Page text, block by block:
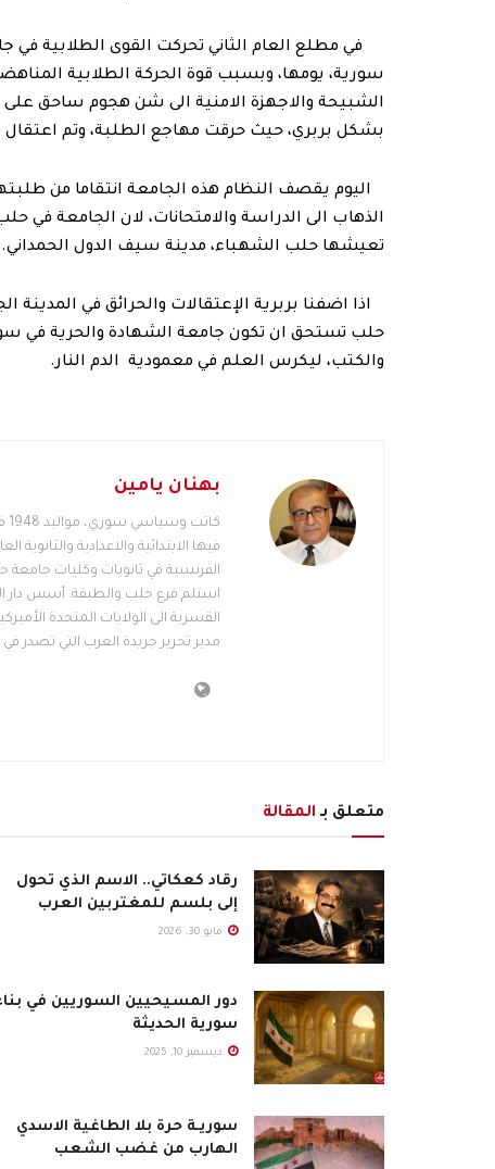
في مطلع العام الثاني تحركت القوى الطلابية
سورية، يومها، وبسبب قوة الحركة الطلابية
الشبيحة والاجهزة الامنية الى شن هجوم ساحق على
بشكل بربري، حيث حرقت مهاجع الطلبة، وتم اعتقال
اليوم يقصف النظام هذه الجامعة انتقاما من
الذهاب الى الدراسة والامتحانات، لان الجامعة في
تعيشها حلب الشهباء، مدينة سيف الدول الحمداني.
اذا اضفنا بربرية الإعتقالات والحرائق في
حلب تستحق ان تكون جامعة الشهادة والحرية في
والكتب، ليكرس العلم في معمودية الدم النار.
بهنان يامين
فيها الابتدائية والاعدادية
القسرية الى الولايات المتحدة
مدير تحرير جريدة العرب التي تصدر
متعلق بـ المقالة
رقاد كعكاتي.. الاسم الذي تحول
إلى بلسم للمغتربين العرب
مايو 30, 2026
دور المسيحيين السوريين في
سورية الحديثة
ديسمبر 10, 2025
سوريـة حرة بلا الطاغية الاسدي
الهارب من غضب الشعب